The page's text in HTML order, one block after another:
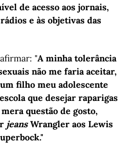
de acesso aos jornais,
e às objetivas das
"A minha tolerância
não me faria aceitar,
filho meu adolescente
que desejar raparigas
questão de gosto,
jeansWrangler aos Lewis